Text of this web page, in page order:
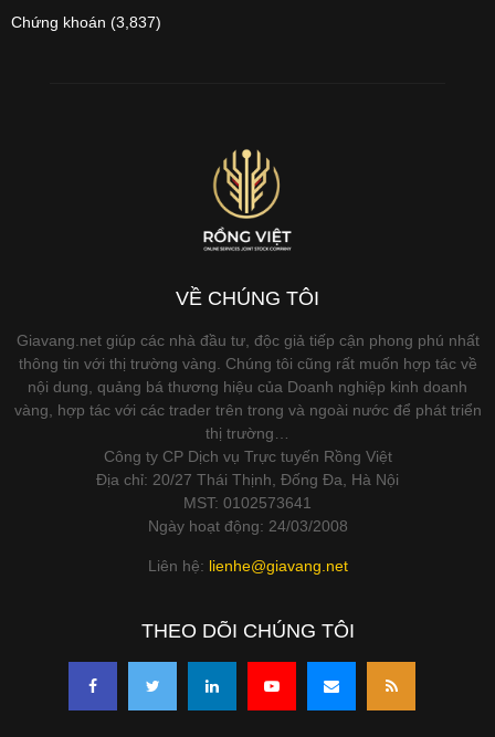
Chứng khoán (3,837)
VỀ CHÚNG TÔI
Giavang.net giúp các nhà đầu tư, độc giả tiếp cận phong phú nhất
thông tin với thị trường vàng. Chúng tôi cũng rất muốn hợp tác về
nội dung, quảng bá thương hiệu của Doanh nghiệp kinh doanh
vàng, hợp tác với các trader trên trong và ngoài nước để phát triển
thị trường…
Công ty CP Dịch vụ Trực tuyến Rồng Việt
Địa chỉ: 20/27 Thái Thịnh, Đống Đa, Hà Nội
MST: 0102573641
Ngày hoạt động: 24/03/2008
Liên hệ: lienhe@giavang.net
THEO DÕI CHÚNG TÔI